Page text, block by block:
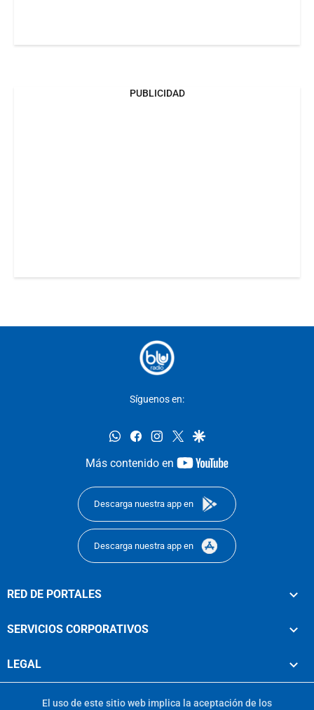
PUBLICIDAD
Síguenos en:
whatsappfacebookinstagram
twittergoogle
Más contenido en
youtube-
Descarga nuestra app en
Descarga nuestra app en
RED DE PORTALES
SERVICIOS CORPORATIVOS
LEGAL
El uso de este sitio web implica la aceptación de los